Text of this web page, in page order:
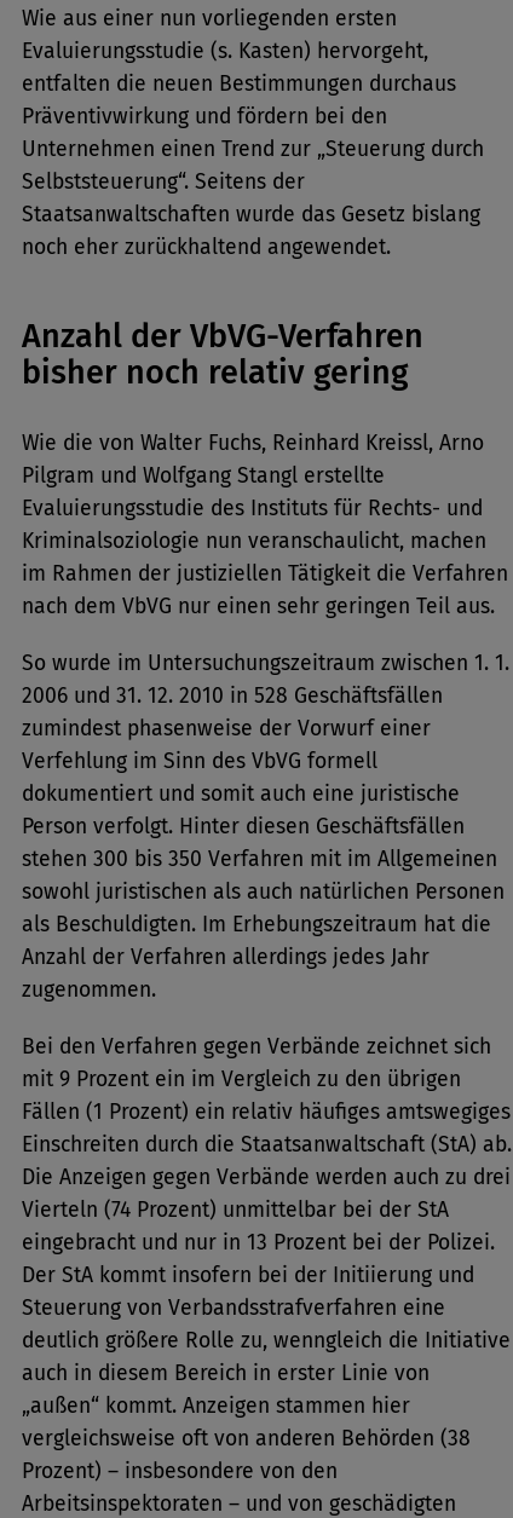
Wie aus einer nun vorliegenden ersten
Evaluierungsstudie (s. Kasten) hervorgeht,
entfalten die neuen Bestimmungen durchaus
Präventivwirkung und fördern bei den
Unternehmen einen Trend zur „Steuerung durch
Selbststeuerung“. Seitens der
Staatsanwaltschaften wurde das Gesetz bislang
noch eher zurückhaltend angewendet.
Anzahl der VbVG-Verfahren
bisher noch relativ gering
Wie die von Walter Fuchs, Reinhard Kreissl, Arno
Pilgram und Wolfgang Stangl erstellte
Evaluierungsstudie des Instituts für Rechts- und
Kriminalsoziologie nun veranschaulicht, machen
im Rahmen der justiziellen Tätigkeit die Verfahren
nach dem VbVG nur einen sehr geringen Teil aus.
So wurde im Untersuchungszeitraum zwischen 1. 1.
2006 und 31. 12. 2010 in 528 Geschäftsfällen
zumindest phasenweise der Vorwurf einer
Verfehlung im Sinn des VbVG formell
dokumentiert und somit auch eine juristische
Person verfolgt. Hinter diesen Geschäftsfällen
stehen 300 bis 350 Verfahren mit im Allgemeinen
sowohl juristischen als auch natürlichen Personen
als Beschuldigten. Im Erhebungszeitraum hat die
Anzahl der Verfahren allerdings jedes Jahr
zugenommen.
Bei den Verfahren gegen Verbände zeichnet sich
mit 9 Prozent ein im Vergleich zu den übrigen
Fällen (1 Prozent) ein relativ häufiges amtswegiges
Einschreiten durch die Staatsanwaltschaft (StA) ab.
Die Anzeigen gegen Verbände werden auch zu drei
Vierteln (74 Prozent) unmittelbar bei der StA
eingebracht und nur in 13 Prozent bei der Polizei.
Der StA kommt insofern bei der Initiierung und
Steuerung von Verbandsstrafverfahren eine
deutlich größere Rolle zu, wenngleich die Initiative
auch in diesem Bereich in erster Linie von
„außen“ kommt. Anzeigen stammen hier
vergleichsweise oft von anderen Behörden (38
Prozent) – insbesondere von den
Arbeitsinspektoraten – und von geschädigten